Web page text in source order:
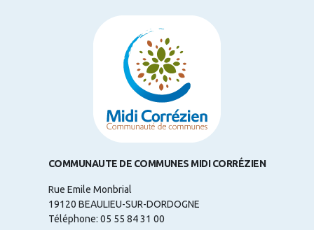
COMMUNAUTE DE COMMUNES MIDI CORRÉZIEN
Rue Emile Monbrial
19120 BEAULIEU-SUR-DORDOGNE
Téléphone: 05 55 84 31 00